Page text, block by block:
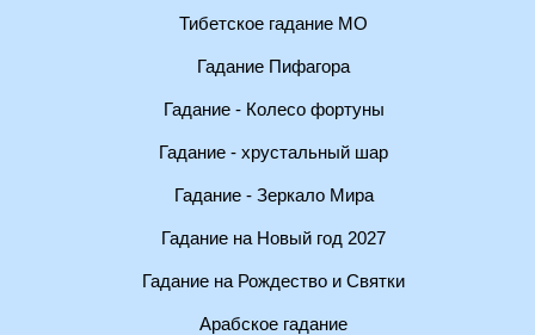
Тибетское гадание МО
Гадание Пифагора
Гадание - Колесо фортуны
Гадание - хрустальный шар
Гадание - Зеркало Мира
Гадание на Новый год 2027
Гадание на Рождество и Святки
Арабское гадание